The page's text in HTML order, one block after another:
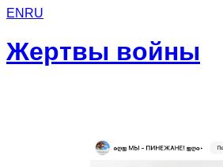
EN RU
Жертвы войны